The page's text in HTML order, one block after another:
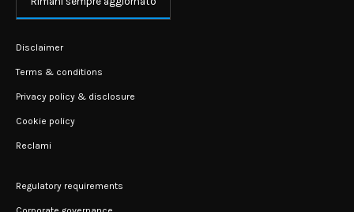
Disclaimer
Terms & conditions
Privacy policy & disclosure
Cookie policy
Reclami
Regulatory requirements